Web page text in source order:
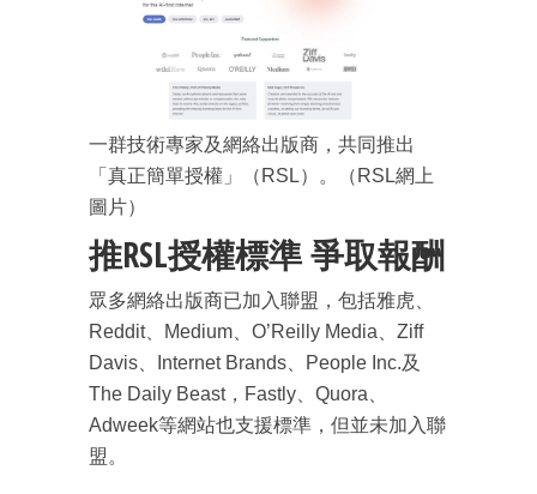
一群技術專家及網絡出版商，共同推出
「真正簡單授權」（RSL）。（RSL網上
圖片）
推RSL授權標準 爭取報酬
眾多網絡出版商已加入聯盟，包括雅虎、
Reddit、Medium、O’Reilly Media、Ziff
Davis、Internet Brands、People Inc.及
The Daily Beast，Fastly、Quora、
Adweek等網站也支援標準，但並未加入聯
盟。